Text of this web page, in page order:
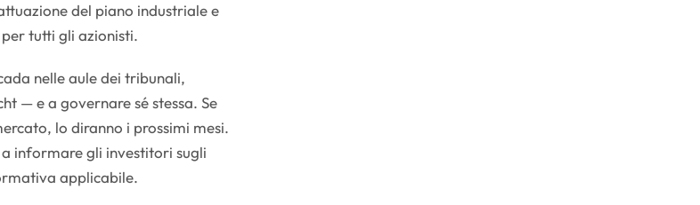
del piano industriale e
tutti gli azionisti.
nelle aule dei tribunali,
— e a governare sé stessa. Se
lo diranno i prossimi mesi.
informare gli investitori sugli
applicabile.